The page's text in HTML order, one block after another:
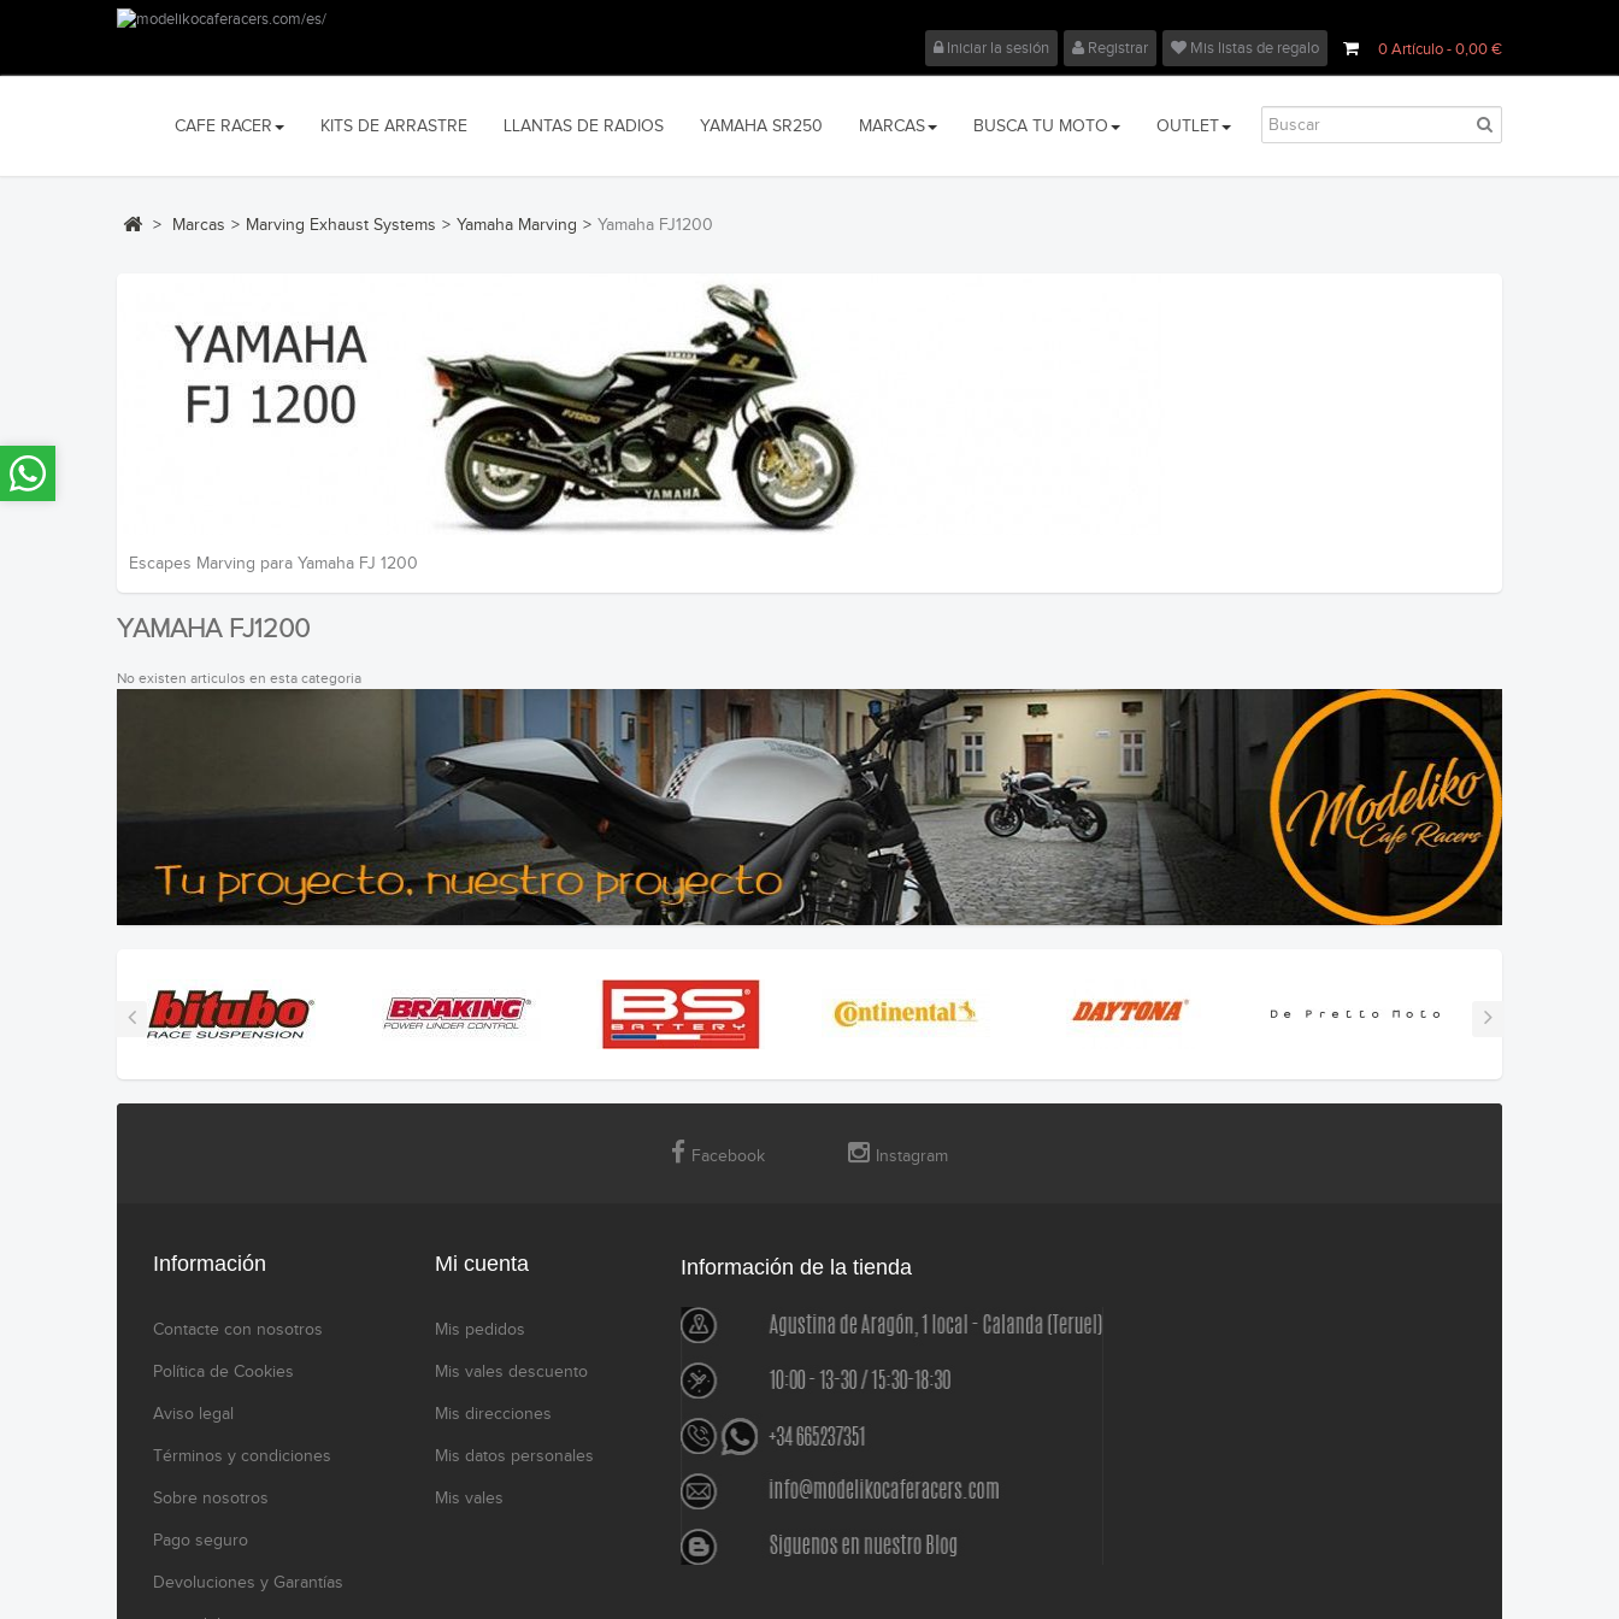
0Artículo- 0,00 €
Iniciar la sesión Registrar Mis listas de regalo
CAFE RACER KITS DE ARRASTRE LLANTAS DE RADIOS YAMAHA SR250 MARCAS BUSCA TU MOTO OUTLET
> Marcas > Marving Exhaust Systems > Yamaha Marving > Yamaha FJ1200
Escapes Marving para Yamaha FJ 1200
YAMAHA FJ1200
No existen articulos en esta categoria
Facebook Instagram
Información
Contacte con nosotros
Política de Cookies
Aviso legal
Términos y condiciones
Sobre nosotros
Pago seguro
Devoluciones y Garantías
Mi cuenta
Mis pedidos
Mis vales descuento
Mis direcciones
Mis datos personales
Mis vales
Información de la tienda